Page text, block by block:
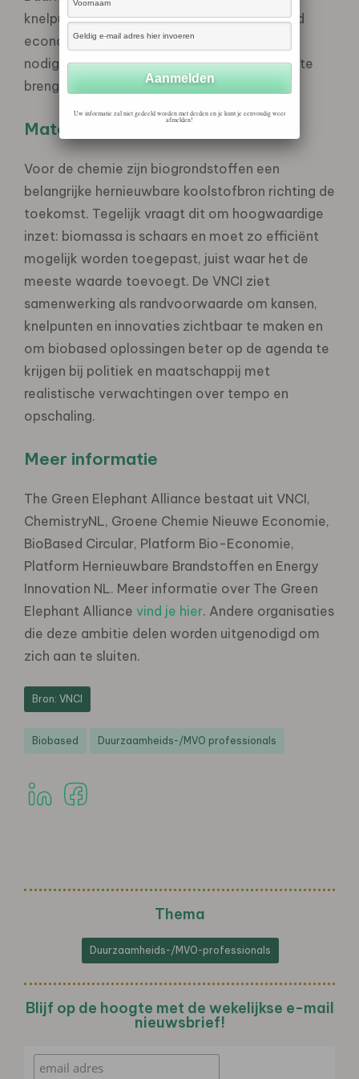
knelpunten en innovaties binnen de biobased
economie, zodat sneller duidelijk wordt wat
nodig is om initiatieven verantwoord verder te
brengen.
Materialentransitie
Voor de chemie zijn biogrondstoffen een
belangrijke hernieuwbare koolstofbron richting de
toekomst. Tegelijk vraagt dit om hoogwaardige
inzet: biomassa is schaars en moet zo efficiënt
mogelijk worden toegepast, juist waar het de
meeste waarde toevoegt. De VNCI ziet
samenwerking als randvoorwaarde om kansen,
knelpunten en innovaties zichtbaar te maken en
om biobased oplossingen beter op de agenda te
krijgen bij politiek en maatschappij met
realistische verwachtingen over tempo en
opschaling.
Meer informatie
The Green Elephant Alliance bestaat uit VNCI,
ChemistryNL, Groene Chemie Nieuwe Economie,
BioBased Circular, Platform Bio-Economie,
Platform Hernieuwbare Brandstoffen en Energy
Innovation NL. Meer informatie over The Green
Elephant Alliance vind je hier. Andere organisaties
die deze ambitie delen worden uitgenodigd om
zich aan te sluiten.
Bron: VNCI
Biobased Duurzaamheids-/MVO professionals
Thema
Duurzaamheids-/MVO-professionals
Blijf op de hoogte met de wekelijkse e-mail
nieuwsbrief!
Uw informatie zal niet gedeeld worden met derden en je kunt je eenvoudig weer
afmelden!